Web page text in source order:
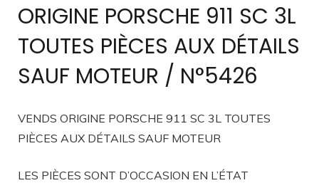
ORIGINE PORSCHE 911 SC 3L
TOUTES PIÈCES AUX DÉTAILS
SAUF MOTEUR / N°5426
VENDS ORIGINE PORSCHE 911 SC 3L TOUTES
PIÈCES AUX DÉTAILS SAUF MOTEUR
LES PIÈCES SONT D’OCCASION EN L’ÉTAT